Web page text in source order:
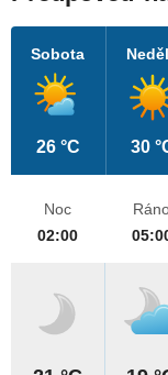
Sobota
26 °C 30
Noc
02:00